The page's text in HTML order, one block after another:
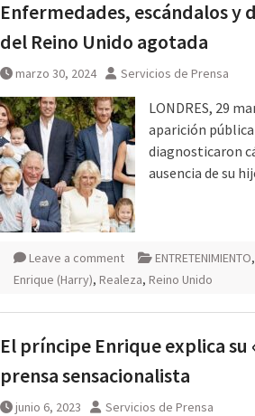
Enfermedades, escándalos y
del Reino Unido agotada
marzo 30, 2024 Servicios de Prensa
LONDRES, 29
aparición
diagnosticaron
ausencia de su
Leave a comment ENTRETENIMIENTO,
Enrique (Harry), Realeza, Reino Unido
El príncipe Enrique explica
prensa sensacionalista
junio 6, 2023 Servicios de Prensa